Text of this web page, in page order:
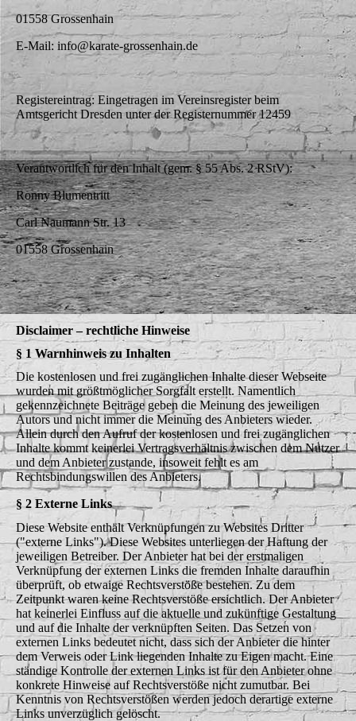
01558 Grossenhain
E-Mail: info@karate-grossenhain.de
Registereintrag: Eingetragen im Vereinsregister beim
Amtsgericht Dresden unter der Registernummer 12459
Verantwortlich für den Inhalt (gem. § 55 Abs. 2 RStV):
Ronny Blumentritt
Carl Naumann Str. 13
01558 Grossenhain
Disclaimer – rechtliche Hinweise
§ 1 Warnhinweis zu Inhalten
Die kostenlosen und frei zugänglichen Inhalte dieser Webseite
wurden mit größtmöglicher Sorgfalt erstellt. Namentlich
gekennzeichnete Beiträge geben die Meinung des jeweiligen
Autors und nicht immer die Meinung des Anbieters wieder.
Allein durch den Aufruf der kostenlosen und frei zugänglichen
Inhalte kommt keinerlei Vertragsverhältnis zwischen dem Nutzer
und dem Anbieter zustande, insoweit fehlt es am
Rechtsbindungswillen des Anbieters.
§ 2 Externe Links
Diese Website enthält Verknüpfungen zu Websites Dritter
("externe Links"). Diese Websites unterliegen der Haftung der
jeweiligen Betreiber. Der Anbieter hat bei der erstmaligen
Verknüpfung der externen Links die fremden Inhalte daraufhin
überprüft, ob etwaige Rechtsverstöße bestehen. Zu dem
Zeitpunkt waren keine Rechtsverstöße ersichtlich. Der Anbieter
hat keinerlei Einfluss auf die aktuelle und zukünftige Gestaltung
und auf die Inhalte der verknüpften Seiten. Das Setzen von
externen Links bedeutet nicht, dass sich der Anbieter die hinter
dem Verweis oder Link liegenden Inhalte zu Eigen macht. Eine
ständige Kontrolle der externen Links ist für den Anbieter ohne
konkrete Hinweise auf Rechtsverstöße nicht zumutbar. Bei
Kenntnis von Rechtsverstößen werden jedoch derartige externe
Links unverzüglich gelöscht.